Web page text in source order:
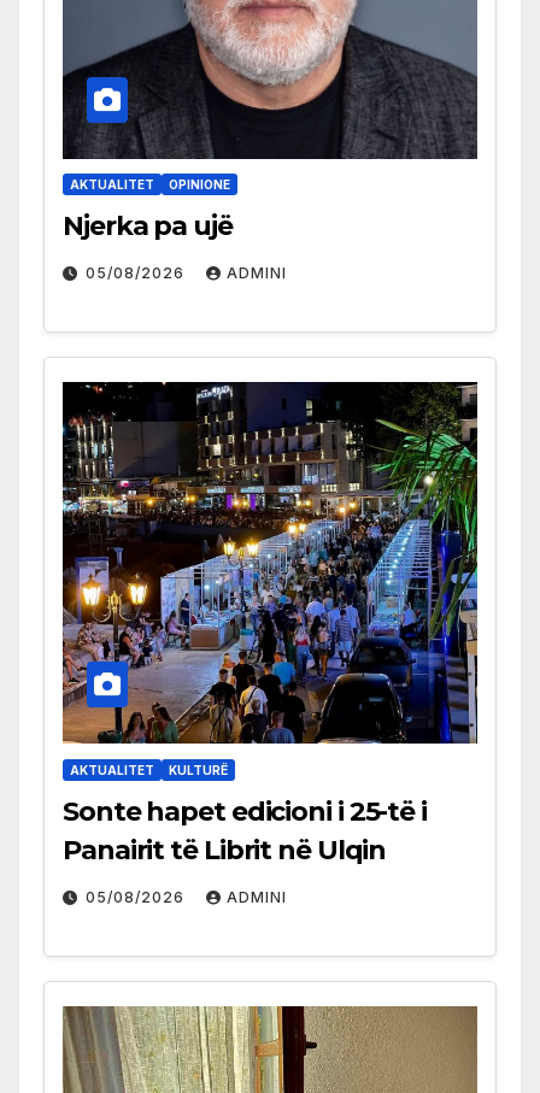
AKTUALITET OPINIONE
Njerka pa ujë
05/08/2026 ADMINI
AKTUALITET KULTURË
Sonte hapet edicioni i 25-të i
Panairit të Librit në Ulqin
05/08/2026 ADMINI